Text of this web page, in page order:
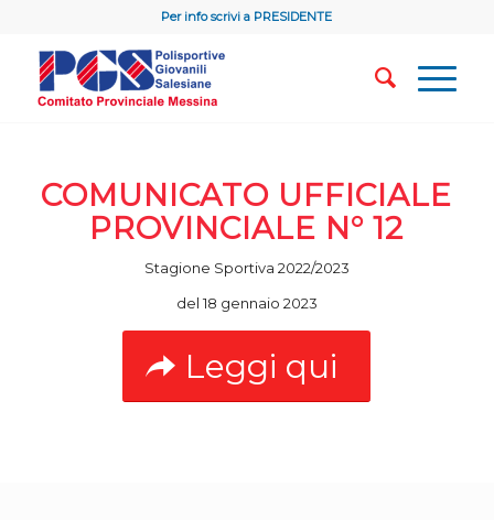
Per info scrivi a PRESIDENTE
COMUNICATO UFFICIALE
PROVINCIALE N° 12
Stagione Sportiva 2022/2023
del 18 gennaio 2023
Leggi qui